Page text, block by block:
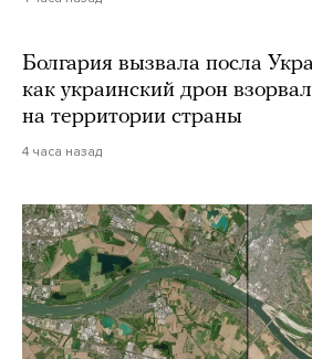
Болгария вызвала посла
как украинский дрон
на территории страны
4 часа назад